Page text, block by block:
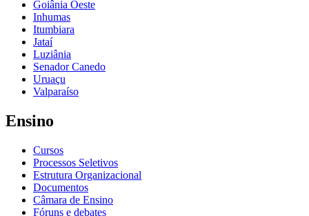
Goiânia Oeste
Inhumas
Itumbiara
Jataí
Luziânia
Senador Canedo
Uruaçu
Valparaíso
Ensino
Cursos
Processos Seletivos
Estrutura Organizacional
Documentos
Câmara de Ensino
Fóruns e debates